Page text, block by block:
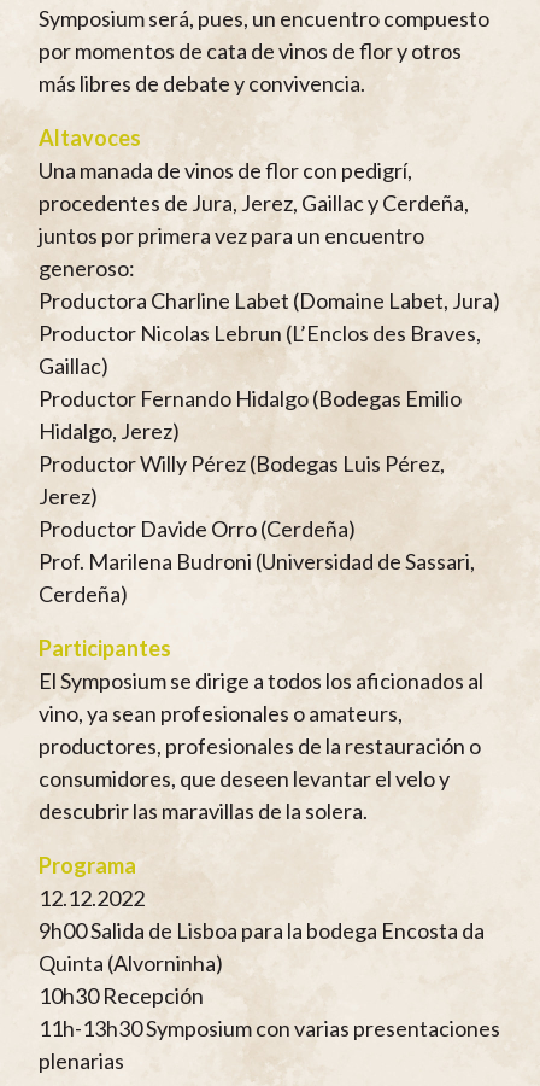
Symposium será, pues, un encuentro compuesto
por momentos de cata de vinos de flor y otros
más libres de debate y convivencia.
Altavoces
Una manada de vinos de flor con pedigrí,
procedentes de Jura, Jerez, Gaillac y Cerdeña,
juntos por primera vez para un encuentro
generoso:
Productora Charline Labet (Domaine Labet, Jura)
Productor Nicolas Lebrun (L’Enclos des Braves,
Gaillac)
Productor Fernando Hidalgo (Bodegas Emilio
Hidalgo, Jerez)
Productor Willy Pérez (Bodegas Luis Pérez,
Jerez)
Productor Davide Orro (Cerdeña)
Prof. Marilena Budroni (Universidad de Sassari,
Cerdeña)
Participantes
El Symposium se dirige a todos los aficionados al
vino, ya sean profesionales o amateurs,
productores, profesionales de la restauración o
consumidores, que deseen levantar el velo y
descubrir las maravillas de la solera.
Programa
12.12.2022
9h00 Salida de Lisboa para la bodega Encosta da
Quinta (Alvorninha)
10h30 Recepción
11h-13h30 Symposium con varias presentaciones
plenarias